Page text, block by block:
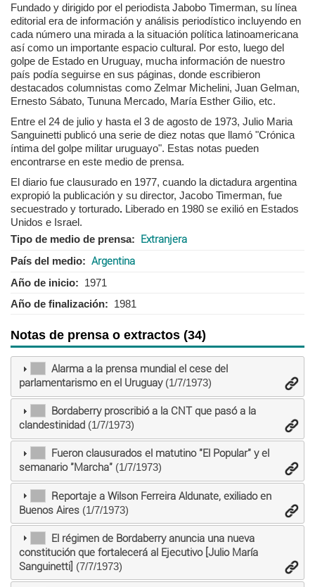
Fundado y dirigido por el periodista Jabobo Timerman, su línea
editorial era de información y análisis periodístico incluyendo en
cada número una mirada a la situación política latinoamericana
así como un importante espacio cultural. Por esto, luego del
golpe de Estado en Uruguay, mucha información de nuestro
país podía seguirse en sus páginas, donde escribieron
destacados columnistas como Zelmar Michelini, Juan Gelman,
Ernesto Sábato, Tununa Mercado, María Esther Gilio, etc.
Entre el 24 de julio y hasta el 3 de agosto de 1973, Julio Maria
Sanguinetti publicó una serie de diez notas que llamó "Crónica
íntima del golpe militar uruguayo". Estas notas pueden
encontrarse en este medio de prensa.
El diario fue clausurado en 1977, cuando la dictadura argentina
expropió la publicación y su director, Jacobo Timerman, fue
secuestrado y torturado. Liberado en 1980 se exilió en Estados
Unidos e Israel.
Tipo de medio de prensa
Extranjera
País del medio Argentina
Año de inicio
1971
Año de finalización
1981
Notas de prensa o extractos (34)
Alarma a la prensa mundial el cese del
parlamentarismo en el Uruguay(1/7/1973)
Bordaberry proscribió a la CNT que pasó a la
clandestinidad (1/7/1973)
Fueron clausurados el matutino "El Popular" y el
semanario "Marcha"(1/7/1973)
Reportaje a Wilson Ferreira Aldunate, exiliado en
Buenos Aires(1/7/1973)
El régimen de Bordaberry anuncia una nueva
constitución que fortalecerá al Ejecutivo [Julio María
Sanguinetti] (7/7/1973)